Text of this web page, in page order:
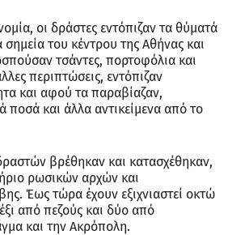
οι δράστες εντόπιζαν τα θύματά
του κέντρου της Αθήνας και
τσάντες, πορτοφόλια και
περιπτώσεις, εντόπιζαν
και αφού τα παραβίαζαν,
ποσά και άλλα αντικείμενα από το
βρέθηκαν και κατασχέθηκαν,
ρωσικών αρχών και
Έως τώρα έχουν εξιχνιαστεί οκτώ
από πεζούς και δύο από
και την Ακρόπολη.